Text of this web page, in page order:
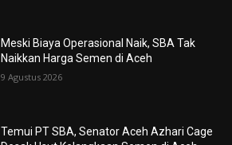
Meski Biaya Operasional Naik, SBA Tak
Naikkan Harga Semen di Aceh
9 Agustus 2026
Temui PT SBA, Senator Aceh Azhari Cage